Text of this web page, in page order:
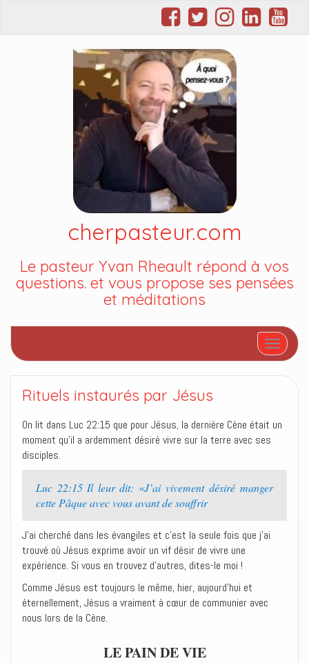
cherpasteur.com
Le pasteur Yvan Rheault répond à vos
questions. et vous propose ses pensées
et méditations
Afficher/
Rituels instaurés par Jésus
On lit dans Luc 22:15 que pour Jésus, la dernière Cène était un
moment qu’il a ardemment désiré vivre sur la terre avec ses
disciples.
Luc 22:15 Il leur dit: «J’ai vivement désiré manger
cette Pâque avec vous avant de souffrir
J’ai cherché dans les évangiles et c’est la seule fois que j’ai
trouvé où Jésus exprime avoir un vif désir de vivre une
expérience. Si vous en trouvez d’autres, dites-le moi !
Comme Jésus est toujours le même, hier, aujourd’hui et
éternellement, Jésus a vraiment à cœur de communier avec
nous lors de la Cène.
LE PAIN DE VIE